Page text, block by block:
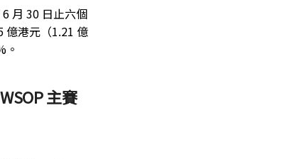
月 30 日止六個
億港元（1.21 億
。
主賽